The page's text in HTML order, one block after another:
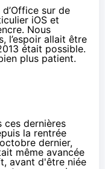
d’Office sur de
iOS et
Nous
l’espoir allait être
était possible.
plus patient.
ces dernières
la rentrée
octobre dernier,
même avancée
avant d'être niée